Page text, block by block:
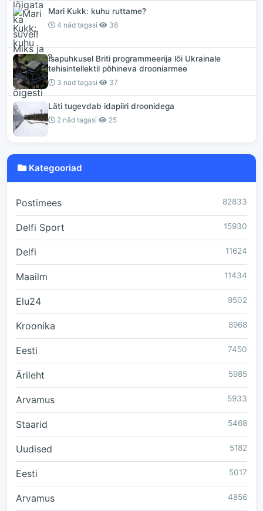
Mari Kukk: kuhu ruttame?
4 näd tagasi 38
Isapuhkusel Briti programmeerija lõi Ukrainale
tehisintellektil põhineva drooniarmee
3 näd tagasi 37
Läti tugevdab idapiiri droonidega
2 näd tagasi 25
Kategooriad
Postimees 82833
Delfi Sport 15930
Delfi 11624
Maailm 11434
Elu24 9502
Kroonika 8968
Eesti 7450
Ärileht 5985
Arvamus 5933
Staarid 5468
Uudised 5182
Eesti 5017
Arvamus 4856